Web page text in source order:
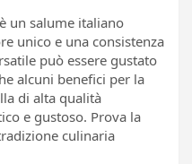
un salume italiano
unico e una consistenza
può essere gustato
alcuni benefici per la
di alta qualità
e gustoso. Prova la
culinaria